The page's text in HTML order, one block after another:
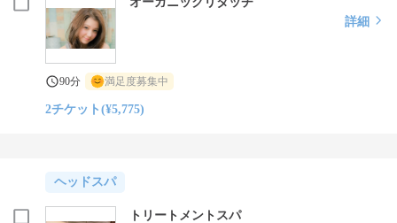
詳細
90分 満足度募集中
2チケット(¥5,775)
ヘッドスパ
トリートメントスパ